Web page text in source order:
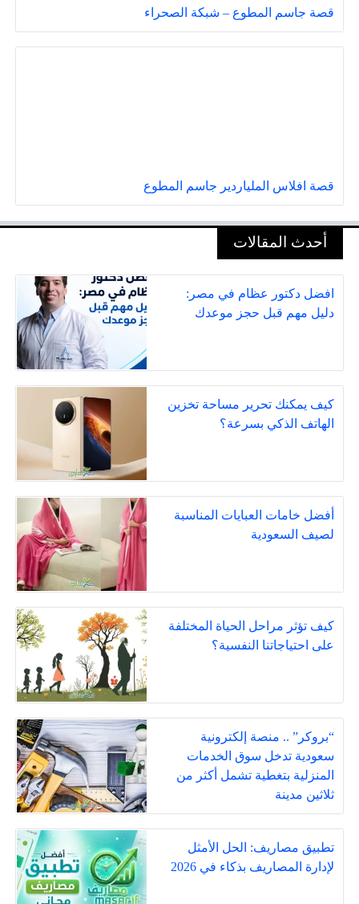
قصة جاسم المطوع – شبكة الصحراء
قصة افلاس الملياردير جاسم المطوع
أحدث المقالات
افضل دكتور عظام في مصر:
دليل مهم قبل حجز موعدك
كيف يمكنك تحرير مساحة تخزين
الهاتف الذكي بسرعة؟
أفضل خامات العبايات المناسبة
لصيف السعودية
كيف تؤثر مراحل الحياة المختلفة
على احتياجاتنا النفسية؟
“بروكر” .. منصة إلكترونية
سعودية تدخل سوق الخدمات
المنزلية بتغطية تشمل أكثر من
ثلاثين مدينة
تطبيق مصاريف: الحل الأمثل
لإدارة المصاريف بذكاء في 2026